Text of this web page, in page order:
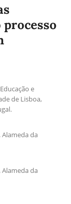
e
de Lisboa,
da
da